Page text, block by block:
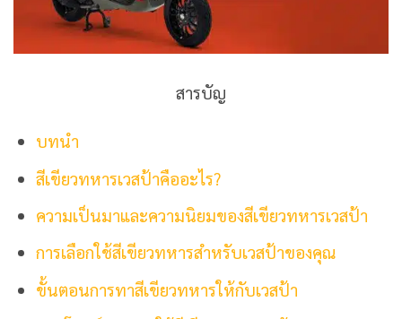
สารบัญ
บทนำ
สีเขียวทหารเวสป้าคืออะไร?
ความเป็นมาและความนิยมของสีเขียวทหารเวสป้า
การเลือกใช้สีเขียวทหารสำหรับเวสป้าของคุณ
ขั้นตอนการทาสีเขียวทหารให้กับเวสป้า